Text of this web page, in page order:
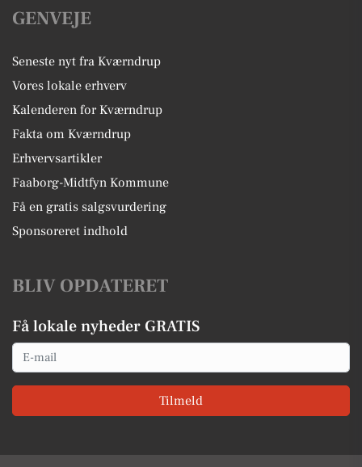
GENVEJE
Seneste nyt fra Kværndrup
Vores lokale erhverv
Kalenderen for Kværndrup
Fakta om Kværndrup
Erhvervsartikler
Faaborg-Midtfyn Kommune
Få en gratis salgsvurdering
Sponsoreret indhold
BLIV OPDATERET
Få lokale nyheder GRATIS
Email
Tilmeld